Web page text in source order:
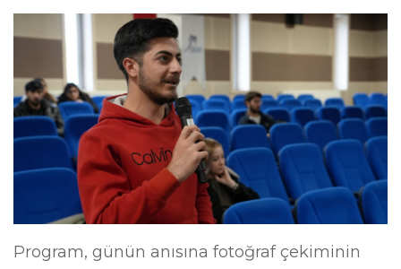
Program, günün anısına fotoğraf çekiminin